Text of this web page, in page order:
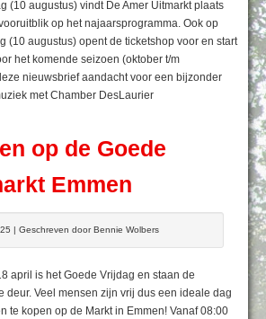
(10 augustus) vindt De Amer Uitmarkt plaats
op het najaarsprogramma. Ook op
(10 augustus) opent de ticketshop voor en start
het komende seizoen (oktober t/m
nieuwsbrief aandacht voor een bijzonder
met Chamber DesLaurier
op de Goede
Emmen
| Geschreven door Bennie Wolbers
april is het Goede Vrijdag en staan de
deur. Veel mensen zijn vrij dus een ideale dag
te kopen op de Markt in Emmen! Vanaf 08:00